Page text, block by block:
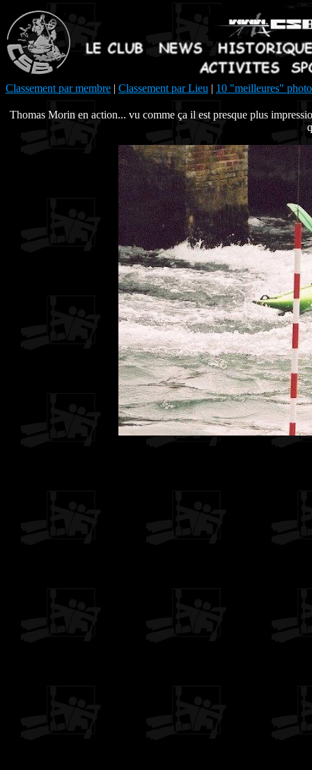
Classement par membre | Classement par Lieu | 10 "meilleures"
Thomas Morin en action... vu comme ça il est presque plus